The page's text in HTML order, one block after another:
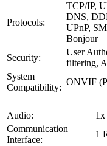
Protocols:
TCP/IP,
DNS,
UPnP,
Bonjour
Security:
User
filtering,
System
Compatibility:
ONVIF
Audio:
Communication
Interface:
1